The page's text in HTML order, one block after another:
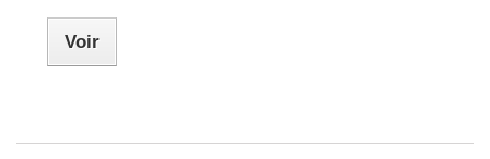
Voir